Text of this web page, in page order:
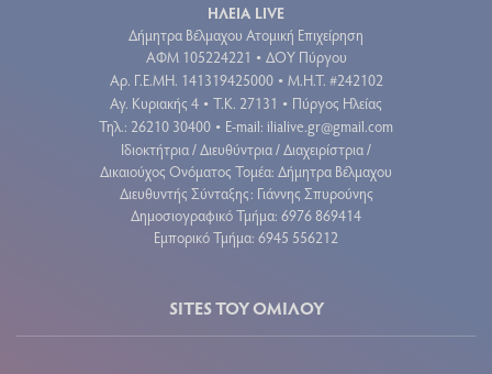
ΗΛΕΙΑ LIVE
Δήμητρα Βέλμαχου Ατομική Επιχείρηση
ΑΦΜ 105224221 • ΔΟΥ Πύργου
Aρ. Γ.Ε.ΜΗ. 141319425000 • Μ.Η.Τ. #242102
Αγ. Κυριακής 4 • Τ.Κ. 27131 • Πύργος Ηλείας
Τηλ.: 26210 30400 • E-mail: ilialive.gr@gmail.com
Ιδιοκτήτρια / Διευθύντρια / Διαχειρίστρια /
Δικαιούχος Ονόματος Τομέα: Δήμητρα Βέλμαχου
Διευθυντής Σύνταξης: Γιάννης Σπυρούνης
Δημοσιογραφικό Τμήμα: 6976 869414
Εμπορικό Τμήμα: 6945 556212
SITES ΤΟΥ ΟΜΙΛΟΥ